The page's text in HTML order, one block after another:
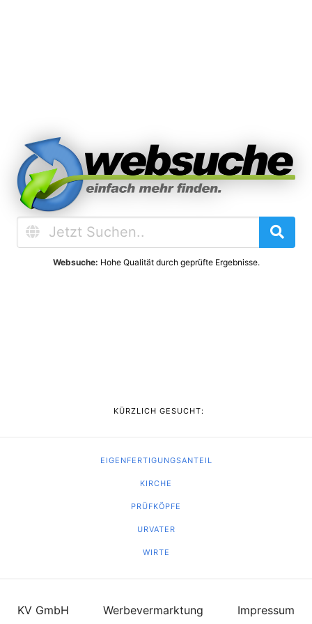
Websuche: Hohe Qualität durch geprüfte Ergebnisse.
KÜRZLICH GESUCHT:
EIGENFERTIGUNGSANTEIL
KIRCHE
PRÜFKÖPFE
URVATER
WIRTE
KV GmbH Werbevermarktung Impressum